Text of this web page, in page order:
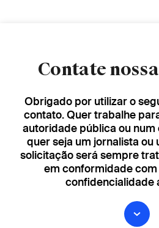
Contate
Obrigado por utilizar o
contato. Quer trabalhe
autoridade pública ou
quer seja um jornalista ou
solicitação será sempre
em conformidade
confidencialidade